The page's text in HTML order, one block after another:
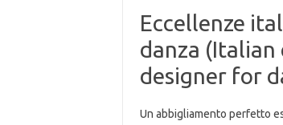
Eccellenze
danza (Italian
designer for
Un abbigliamento perfetto